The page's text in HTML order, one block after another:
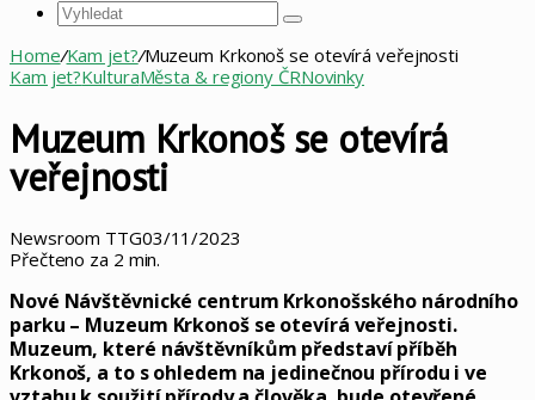
Vyhledat
Home/Kam jet?/Muzeum Krkonoš se otevírá veřejnosti
Kam jet?KulturaMěsta & regiony ČRNovinky
Muzeum Krkonoš se otevírá
veřejnosti
Newsroom TTG03/11/2023
Přečteno za 2 min.
Nové Návštěvnické centrum Krkonošského národního
parku – Muzeum Krkonoš se otevírá veřejnosti.
Muzeum, které návštěvníkům představí příběh
Krkonoš, a to s ohledem na jedinečnou přírodu i ve